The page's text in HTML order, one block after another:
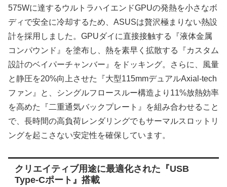
575Wに達するウルトラハイエンドGPUの発熱を小さなボ
ディで安全に冷却するため、ASUSは贅沢極まりない熱設
計を採用しました。GPUダイに直接接触する『液体金属
コンパウンド』を塗布し、熱を素早く拡散する『カスタム
設計のベイパーチャンバー』をドッキング。さらに、風量
と静圧を20%向上させた『大型115mmデュアルAxial-tech
ファン』と、シングルフロースルー構造より11%放熱効率
を高めた『二重通気バックプレート』を組み合わせること
で、長時間の高負荷レンダリングでもサーマルスロットリ
ングを起こさない安定性を確保しています。
クリエイティブ用途に最適化された『USB
Type-Cポート』搭載